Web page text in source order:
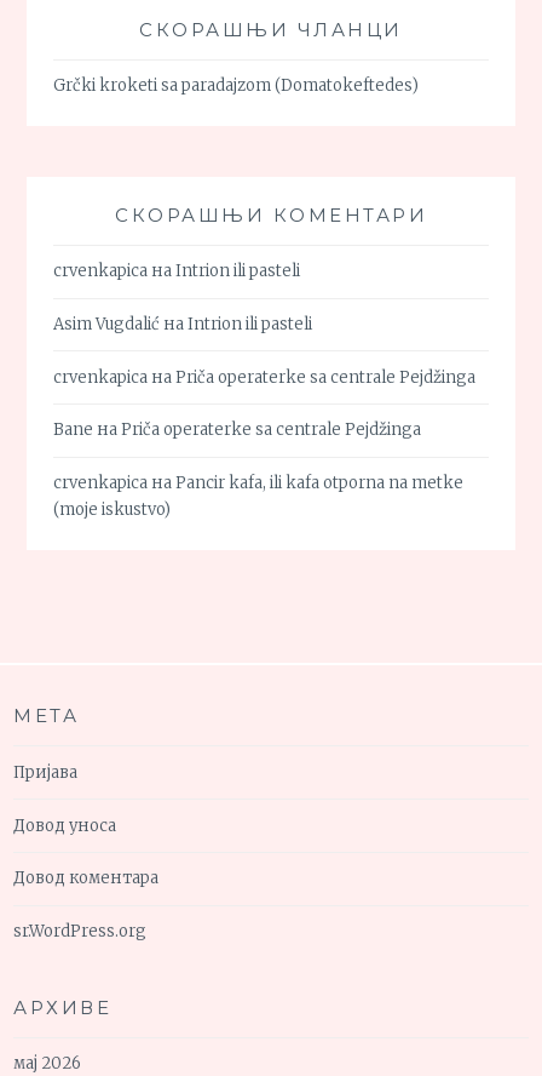
СКОРАШЊИ ЧЛАНЦИ
Grčki kroketi sa paradajzom (Domatokeftedes)
СКОРАШЊИ КОМЕНТАРИ
crvenkapica наIntrion ili pasteli
Asim Vugdalić наIntrion ili pasteli
crvenkapica наPriča operaterke sa centrale Pejdžinga
Bane наPriča operaterke sa centrale Pejdžinga
crvenkapica наPancir kafa, ili kafa otporna na metke
(moje iskustvo)
МЕТА
Пријава
Довод уноса
Довод коментара
sr.WordPress.org
АРХИВЕ
мај 2026